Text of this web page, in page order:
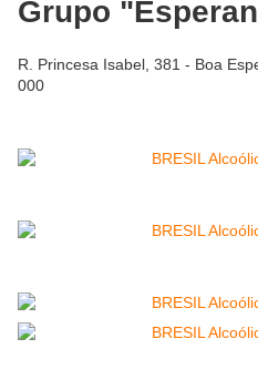
Grupo
R. Princesa Isabel, 381 - Boa
000